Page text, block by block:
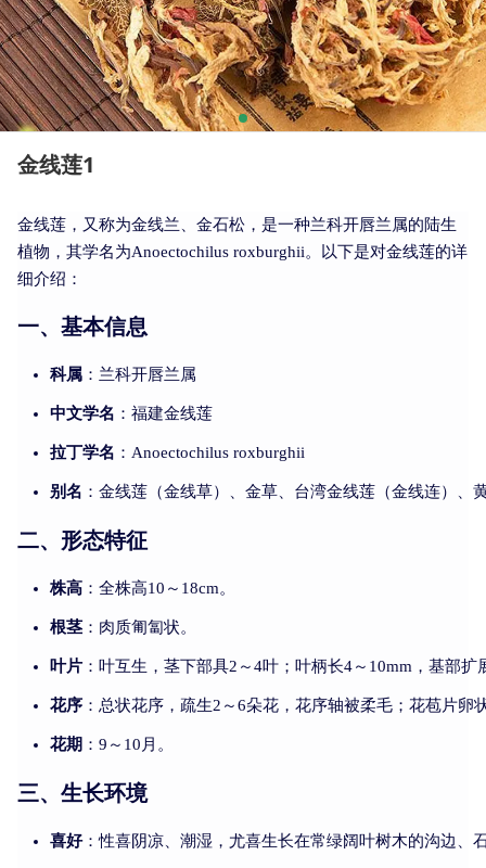
金线莲1
金线莲，又称为金线兰、金石松，是一种兰科开唇兰属的陆生
植物，其学名为Anoectochilus roxburghii。以下是对金线莲的详
细介绍：
一、基本信息
科属：兰科开唇兰属
中文学名 ：福建金线莲
拉丁学名 ：Anoectochilus roxburghii
别名 ：金线莲（金线草）、金草、台湾金线莲（金线连）、
二、形态特征
株高：全株高10～18cm。
根茎：肉质匍匐状。
叶片：叶互生，茎下部具2～4叶；叶柄长4～10mm，基部
花序：总状花序，疏生2～6朵花，花序轴被柔毛；花苞片卵
花期 ：9～10月。
三、生长环境
喜好：性喜阴凉、潮湿，尤喜生长在常绿阔叶树木的沟边、